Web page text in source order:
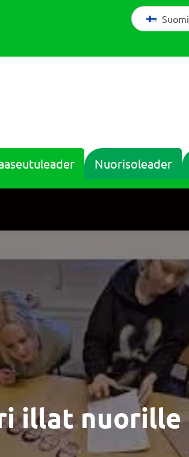
Suomi
Nuorisoleader
illat nuorille